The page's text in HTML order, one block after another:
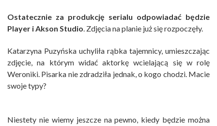
Ostatecznie za produkcję serialu odpowiadać będzie
Player i Akson Studio. Zdjęcia na planie już się rozpoczęły.
Katarzyna Puzyńska uchyliła rąbka tajemnicy, umieszczając
zdjęcie, na którym widać aktorkę wcielającą się w rolę
Weroniki. Pisarka nie zdradziła jednak, o kogo chodzi. Macie
swoje typy?
Niestety nie wiemy jeszcze na pewno, kiedy będzie można